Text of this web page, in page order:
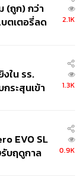
(ถูก) กว่า
ตเตอรี่ลด
2.1K
ใน รร.
ระสุนเข้า
1.3K
EVO SL
บฤดูกาล
0.9K